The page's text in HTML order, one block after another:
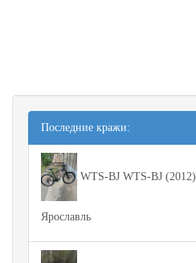
Последние кражи:
WTS-BJ WTS-BJ (2012)
Ярославль